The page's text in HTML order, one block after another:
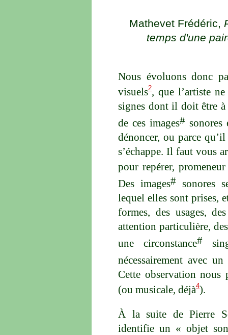
Mathevet Frédéric,
temps d'une
Nous évoluons donc
visuels2, que l’artiste
signes dont il doit être à
de ces images#
dénoncer, ou parce
s’échappe. Il faut vous
pour repérer,
Des images# sonores
lequel elles sont prises,
formes, des usages,
attention particulière,
une circonstance#
nécessairement avec
Cette observation nous
(ou musicale, déjà4).
À la suite de Pierre
identifie un « objet